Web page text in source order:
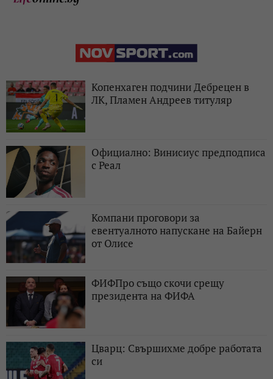
Копенхаген подчини Дебрецен в
ЛК, Пламен Андреев титуляр
Официално: Винисиус предподписа
с Реал
Компани проговори за
евентуалното напускане на Байерн
от Олисе
ФИФПро също скочи срещу
президента на ФИФА
Цварц: Свършихме добре работата
си